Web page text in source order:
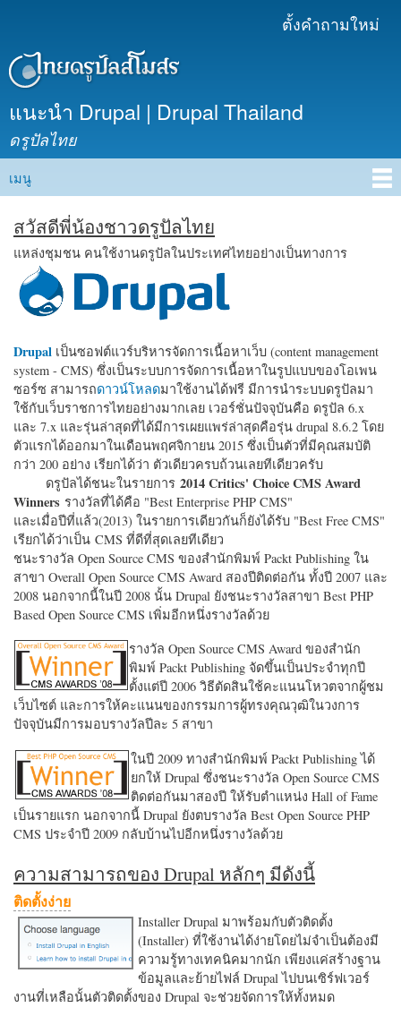
เนื้อหา
ตั้งคำถามใหม่
แนะนำ Drupal | Drupal Thailand
ดรูปัลไทย
Main menu
เมนู
สวัสดีพี่น้องชาวดรูปัลไทย
แหล่งชุมชน คนใช้งานดรูปัลในประเทศไทยอย่างเป็นทางการ
Drupal เป็นซอฟต์แวร์บริหารจัดการเนื้อหาเว็บ (content management
system - CMS) ซึ่งเป็นระบบการจัดการเนื้อหาในรูปแบบของโอเพน
ซอร์ซ สามารถดาวน์โหลดมาใช้งานได้ฟรี มีการนำระบบดรูปัลมา
ใช้กับเว็บราชการไทยอย่างมากเลย เวอร์ชั่นปัจจุบันคือ ดรูปัล 6.x
และ 7.x และรุ่นล่าสุดที่ได้มีการเผยแพร่ล่าสุดคือรุ่น drupal 8.6.2 โดย
ตัวแรกได้ออกมาในเดือนพฤศจิกายน 2015 ซึ่งเป็นตัวที่มีคุณสมบัติ
กว่า 200 อย่าง เรียกได้ว่า ตัวเดียวครบถ้วนเลยทีเดียวครับ
ดรูปัลได้ชนะในรายการ 2014 Critics' Choice CMS Award
Winners รางวัลที่ได้คือ "Best Enterprise PHP CMS"
และเมื่อปีที่แล้ว(2013) ในรายการเดียวกันก็ยังได้รับ "Best Free CMS"
เรียกได้ว่าเป็น CMS ที่ดีที่สุดเลยทีเดียว
ชนะรางวัล Open Source CMS ของสำนักพิมพ์ Packt Publishing ใน
สาขา Overall Open Source CMS Award สองปีติดต่อกัน ทั้งปี 2007 และ
2008 นอกจากนี้ในปี 2008 นั้น Drupal ยังชนะรางวัลสาขา Best PHP
Based Open Source CMS เพิ่มอีกหนึ่งรางวัลด้วย
รางวัล Open Source CMS Award ของสำนัก
พิมพ์ Packt Publishing จัดขึ้นเป็นประจำทุกปี
ตั้งแต่ปี 2006 วิธีตัดสินใช้คะแนนโหวตจากผู้ชม
เว็บไซต์ และการให้คะแนนของกรรมการผู้ทรงคุณวุฒิในวงการ
ปัจจุบันมีการมอบรางวัลปีละ 5 สาขา
ในปี 2009 ทางสำนักพิมพ์ Packt Publishing ได้
ยกให้ Drupal ซึ่งชนะรางวัล Open Source CMS
ติดต่อกันมาสองปี ให้รับตำแหน่ง Hall of Fame
เป็นรายแรก นอกจากนี้ Drupal ยังตบรางวัล Best Open Source PHP
CMS ประจำปี 2009 กลับบ้านไปอีกหนึ่งรางวัลด้วย
ความสามารถของ Drupal หลักๆ มีดังนี้
ติดตั้งง่าย
Installer Drupal มาพร้อมกับตัวติดตั้ง
(Installer) ที่ใช้งานได้ง่ายโดยไม่จำเป็นต้องมี
ความรู้ทางเทคนิคมากนัก เพียงแค่สร้างฐาน
ข้อมูลและย้ายไฟล์ Drupal ไปบนเซิร์ฟเวอร์
งานที่เหลือนั้นตัวติดตั้งของ Drupal จะช่วยจัดการให้ทั้งหมด